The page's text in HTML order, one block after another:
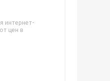
интернет-
цен в